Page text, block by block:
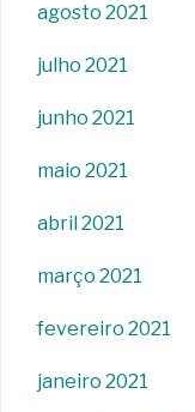
agosto 2021
julho 2021
junho 2021
maio 2021
abril 2021
março 2021
fevereiro 2021
janeiro 2021